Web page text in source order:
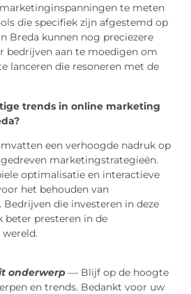
te meten
die specifiek zijn afgestemd op
Breda kunnen nog preciezere
bedrijven aan te moedigen om
lanceren die resoneren met de
trends in online marketing
een verhoogde nadruk op
marketingstrategieën.
optimalisatie en interactieve
het behouden van
die investeren in deze
beter presteren in de
onderwerp— Blijf op de hoogte
en trends. Bedankt voor uw